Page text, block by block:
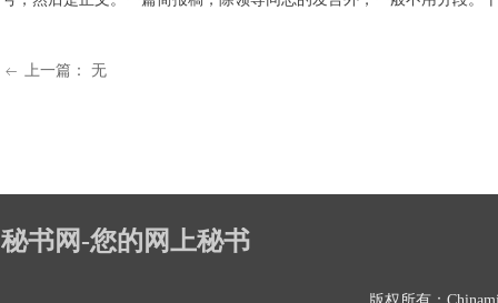
ꂃ 上一篇： 无
秘书网-您的网上秘书